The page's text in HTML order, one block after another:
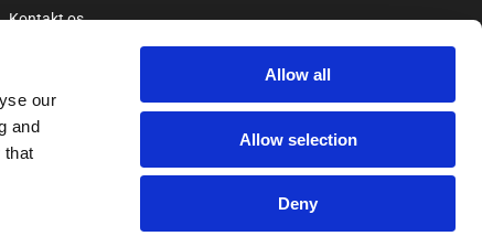
our
and
that
Allow all
Allow selection
Deny
Kontakt os
Salgs- og leveringsbetingelser